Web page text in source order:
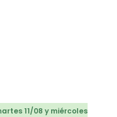
11/08 y miércoles